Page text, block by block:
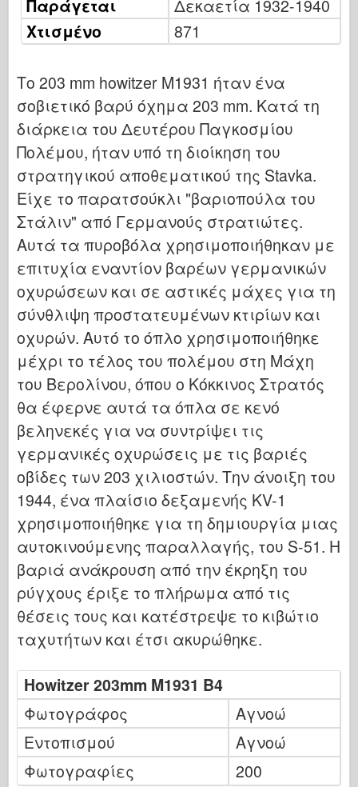
Μπρόνκο
Κυβερνο-Χόμπι
Δράκος
Eduard
Μοντέλο Ε.Τ.
Ωραία καλούπια
Δυνάμεις της Ανδρείας
Φριούλ Μόντελ
Χασεγκάουα
Heller
ΧομπΜπος
Μοντέλα IBG
Icm
Ιταλέρι
Θρύλος
Μοντέλο Meng
Tamiya
Τρομπετίστας
Zvezda
Άλμπουμ- Φωτογραφίες
Περπατήστε γύρω
Βιβλία
Dvd
Επαφή
le Εφημερίδα
Τα Κιτ
Παράγεται
Δεκαετία 1932-1940
Χτισμένο
871
Το 203 mm howitzer M1931 ήταν ένα
σοβιετικό βαρύ όχημα 203 mm. Κατά τη
διάρκεια του Δευτέρου Παγκοσμίου
Πολέμου, ήταν υπό τη διοίκηση του
στρατηγικού αποθεματικού της Stavka.
Είχε το παρατσούκλι "βαριοπούλα του
Στάλιν" από Γερμανούς στρατιώτες.
Αυτά τα πυροβόλα χρησιμοποιήθηκαν με
επιτυχία εναντίον βαρέων γερμανικών
οχυρώσεων και σε αστικές μάχες για τη
σύνθλιψη προστατευμένων κτιρίων και
οχυρών. Αυτό το όπλο χρησιμοποιήθηκε
μέχρι το τέλος του πολέμου στη Μάχη
του Βερολίνου, όπου ο Κόκκινος Στρατός
θα έφερνε αυτά τα όπλα σε κενό
βεληνεκές για να συντρίψει τις
γερμανικές οχυρώσεις με τις βαριές
οβίδες των 203 χιλιοστών. Την άνοιξη του
1944, ένα πλαίσιο δεξαμενής KV-1
χρησιμοποιήθηκε για τη δημιουργία μιας
αυτοκινούμενης παραλλαγής, του S-51. Η
βαριά ανάκρουση από την έκρηξη του
ρύγχους έριξε το πλήρωμα από τις
θέσεις τους και κατέστρεψε το κιβώτιο
ταχυτήτων και έτσι ακυρώθηκε.
Howitzer 203mm M1931 B4
Φωτογράφος
Αγνοώ
Εντοπισμού
Αγνοώ
Φωτογραφίες
200